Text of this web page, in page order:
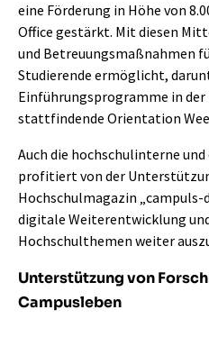
eine Förderung in Höhe von
Office gestärkt. Mit diesen
und Betreuungsmaßnahmen
Studierende ermöglicht,
Einführungsprogramme in der
stattfindende Orientation
Auch die hochschulinterne
profitiert von der
Hochschulmagazin
digitale Weiterentwicklung
Hochschulthemen weiter
Unterstützung von
Campusleben